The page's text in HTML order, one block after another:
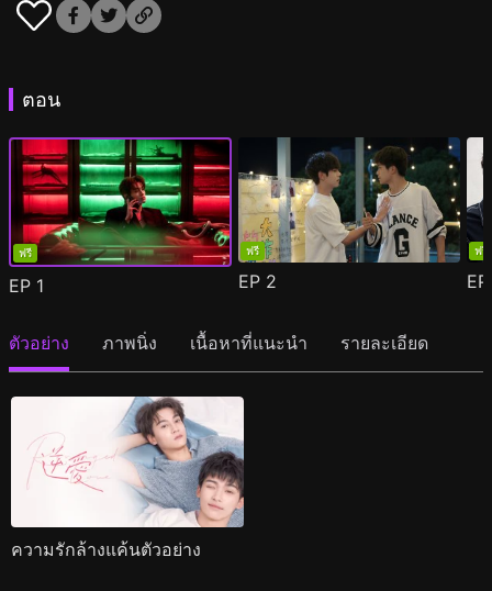
ตอน
ฟรี
EP 1
ฟรี
EP 2
ฟรี
ตัวอย่าง ภาพนิ่ง เนื้อหาที่แนะนำ รายละเอียด
ความรักล้างแค้นตัวอย่าง